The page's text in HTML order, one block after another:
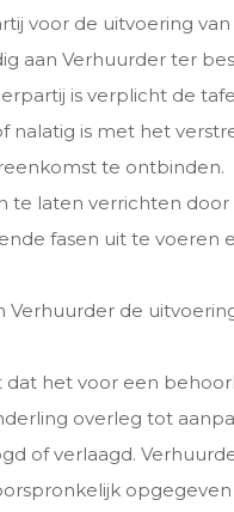
voor de uitvoering
aan Verhuurder ter
is verplicht de
is met het
te ontbinden.
te laten verrichten door
fasen uit te
de
het voor een
overleg tot
of verlaagd.